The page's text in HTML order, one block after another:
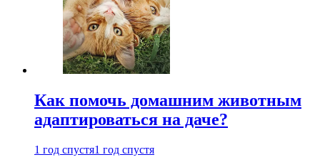
Как помочь домашним животным
адаптироваться на даче?
1 год спустя1 год спустя